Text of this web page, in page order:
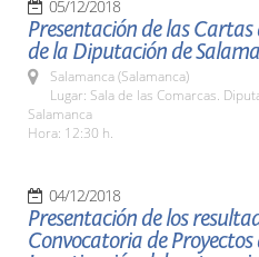
05/12/2018
Presentación de las Cartas
de la Diputación de
Salamanca (Salamanca)
Lugar: Sala de las Comarcas.
Salamanca
Hora: 12:30 h.
04/12/2018
Presentación de los
Convocatoria de Proyectos